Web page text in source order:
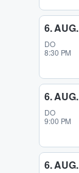
6. AUG.
DO
8:30 PM
6. AUG.
DO
9:00 PM
6. AUG.